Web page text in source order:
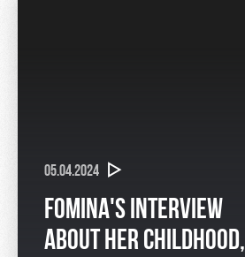
05.04.2024
FOMINA'S INTERVIEW
ABOUT HER CHILDHOOD,